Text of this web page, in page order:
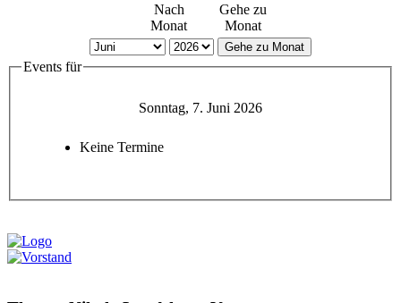
Nach
Monat
Gehe zu
Monat
Gehe zu Monat
Events für
Sonntag, 7. Juni 2026
Keine Termine